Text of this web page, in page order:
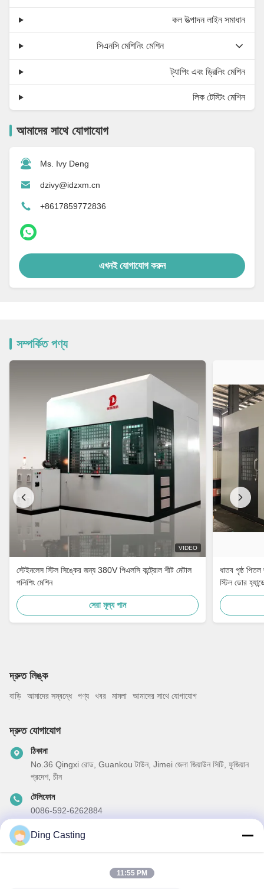
কল উত্পাদন লাইন সমাধান
সিএনসি মেশিনিং মেশিন
ট্যাপিং এবং ড্রিলিং মেশিন
লিক টেস্টিং মেশিন
আমাদের সাথে যোগাযোগ
Ms. Ivy Deng
dzivy@idzxm.cn
+8617859772836
এখনই যোগাযোগ করুন
সম্পর্কিত পণ্য
VIDEO
স্টেইনলেস স্টিল সিঙ্কের জন্য 380V পিএলসি কন্ট্রোল শীট মেটাল
পলিশিং মেশিন
সেরা মূল্য পান
ধাতব পৃষ্ঠ
স্টিল ডোর
দ্রুত লিঙ্ক
বাড়ি আমাদের সম্বন্ধে পণ্য খবর মামলা আমাদের সাথে যোগাযোগ
দ্রুত যোগাযোগ
ঠিকানা
No.36 Qingxi রোড, Guankou টাউন, Jimei জেলা জিয়াউন সিটি, ফুজিয়ান
প্রদেশ, চীন
টেলিফোন
0086-592-6262884
ই-মেইল
Ding Casting
11:55 PM